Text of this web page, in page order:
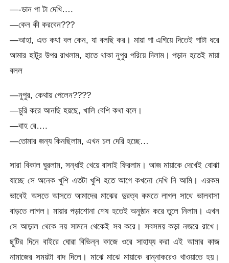
—-ডান পা টা দেখি….
—কেন কী করবেন???
—আহা, এত কথা বল কেন, যা বলছি কর। মায়া পা এগিয়ে দিতেই পাটা ধরে
আমার হাটুর উপর রাখলাম, হাতে থাকা নুপুর পরিয়ে দিলাম। পড়ান হতেই মায়া
বলল
—নুপুর, কেথায় পেলেন????
—চুরি করে আনছি হয়ছে, খালি বেশি কথা বলে।
—বাহ রে….
—তোমার জন্য কিনছিলাম, এখন চল দেরি হচ্ছে…
সারা বিকাল ঘুরলাম, সন্ধাই খেয়ে বাসাই ফিরলাম। আজ মায়াকে দেখেই বোঝা
যাচ্ছে সে অনেক খুশি এতটা খুশি হতে আগে কখনো দেখি নি আমি। এরকম
ভাবেই অসতে আসতে আমাদের মাঝের দুরত্ব কমতে লাগল সাথে ভালবাসা
বাড়তে লাগল। মায়ার পড়াশোনা শেষ হতেই অনুষ্ঠান করে তুলে নিলাম। এখন
সে আড়াল থেকে নয় সামনে থেকেই সব করে। সবসময় কড়া নজরে রাখে।
ছুটির দিনে বাইরে ঘোরা বিভিন্ন কাজে ওরে সাহায্য করা এই আমার কাজ
নামাজের সময়টা বাদ দিলে। মাঝে মাঝে মায়াকে রান্নাকরেও খাওয়াতে হয়।